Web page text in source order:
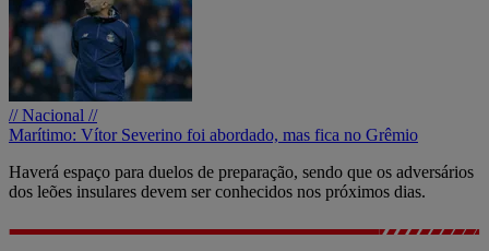
// Nacional //
Marítimo: Vítor Severino foi abordado, mas fica no Grêmio
Haverá espaço para duelos de preparação, sendo que os adversários
dos leões insulares devem ser conhecidos nos próximos dias.